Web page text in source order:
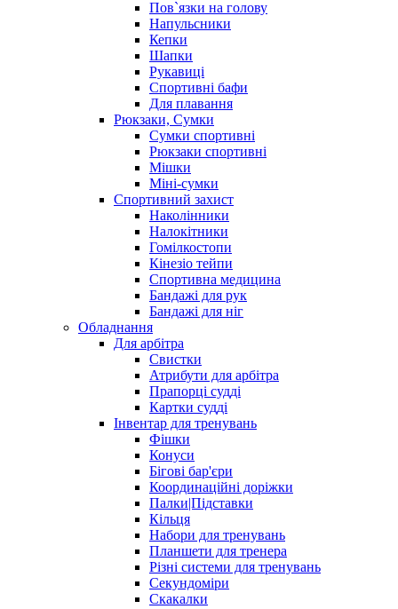
Пов`язки на голову
Напульсники
Кепки
Шапки
Рукавиці
Спортивні бафи
Для плавання
Рюкзаки, Сумки
Сумки спортивні
Рюкзаки спортивні
Мішки
Міні-сумки
Спортивний захист
Наколінники
Налокітники
Гомілкостопи
Кінезіо тейпи
Спортивна медицина
Бандажі для рук
Бандажі для ніг
Обладнання
Для арбітра
Свистки
Атрибути для арбітра
Прапорці судді
Картки судді
Інвентар для тренувань
Фішки
Конуси
Бігові бар'єри
Координаційні доріжки
Палки|Підставки
Кільця
Набори для тренувань
Планшети для тренера
Різні системи для тренувань
Секундоміри
Скакалки